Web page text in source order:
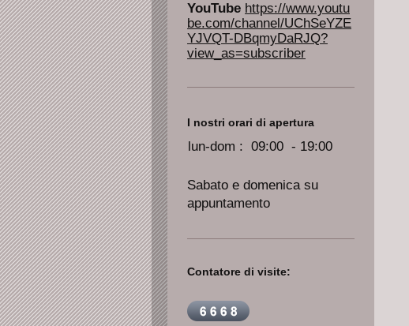
YouTube https://www.youtu
be.com/channel/UChSeYZE
YJVQT-DBqmyDaRJQ?
view_as=subscriber
I nostri orari di apertura
lun-dom : 09:00 - 19:00
Sabato e domenica su
appuntamento
Contatore di visite: